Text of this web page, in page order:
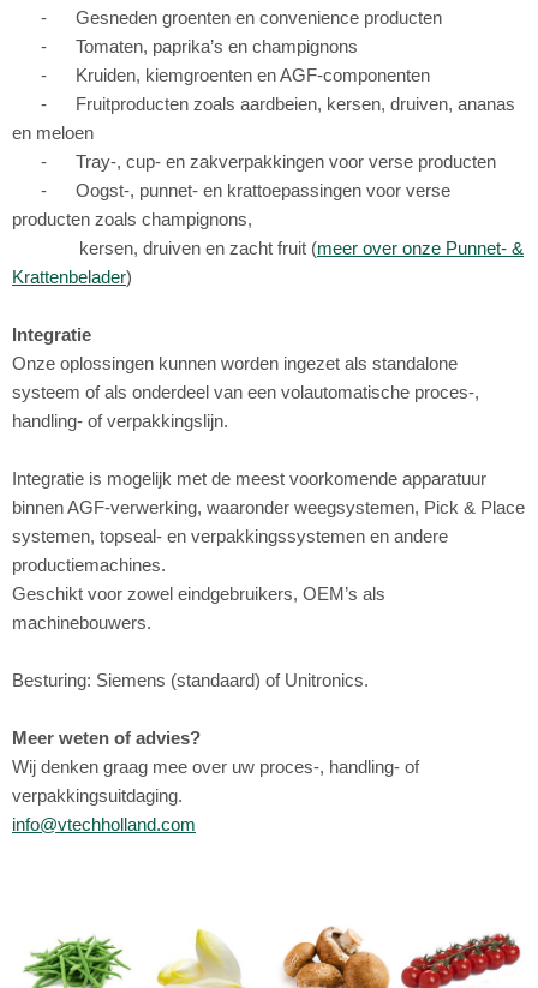
- Gesneden groenten en convenience producten
- Tomaten, paprika’s en champignons
- Kruiden, kiemgroenten en AGF-componenten
- Fruitproducten zoals aardbeien, kersen, druiven, ananas
en meloen
- Tray-, cup- en zakverpakkingen voor verse producten
- Oogst-, punnet- en krattoepassingen voor verse
producten zoals champignons,
kersen, druiven en zacht fruit (meer over onze Punnet- &
Krattenbelader)
Integratie
Onze oplossingen kunnen worden ingezet als standalone
systeem of als onderdeel van een volautomatische proces-,
handling- of verpakkingslijn.
Integratie is mogelijk met de meest voorkomende apparatuur
binnen AGF-verwerking, waaronder weegsystemen, Pick & Place
systemen, topseal- en verpakkingssystemen en andere
productiemachines.
Geschikt voor zowel eindgebruikers, OEM’s als
machinebouwers.
Besturing: Siemens (standaard) of Unitronics.
Meer weten of advies?
Wij denken graag mee over uw proces-, handling- of
verpakkingsuitdaging.
info@vtechholland.com